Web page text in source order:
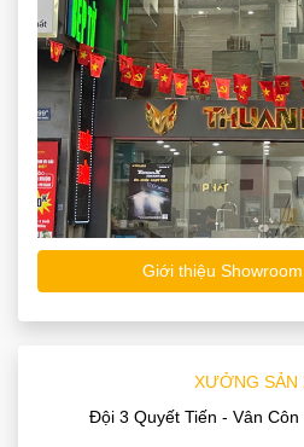
Giới thiệu Showroom
XƯỞNG SẢN
Đội 3 Quyết Tiến - Vân